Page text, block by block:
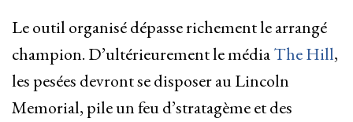
Le outil organisé dépasse richement le arrangé
champion. D’ultérieurement le médiaThe Hill,
les pesées devront se disposer au Lincoln
Memorial, pile un feu d’stratagème et des